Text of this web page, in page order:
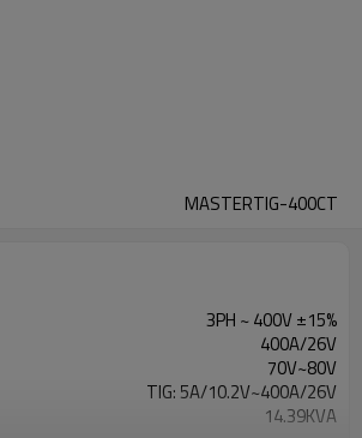
MASTERTIG-400CT
3PH ~ 400V ±15%
400A/26V
70V~80V
TIG: 5A/10.2V~400A/26V
14.39KVA